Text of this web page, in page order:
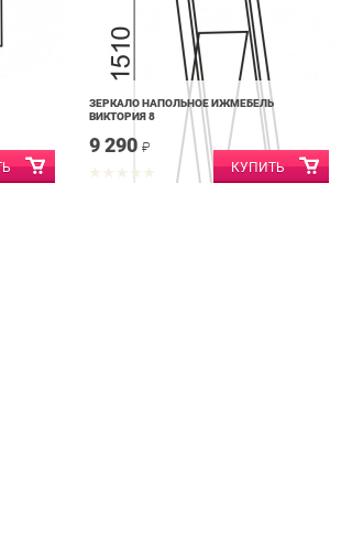
ЗЕРКАЛО НАПОЛЬНОЕ ИЖМЕБЕЛЬ
ВИКТОРИЯ 8
9 290 ₽